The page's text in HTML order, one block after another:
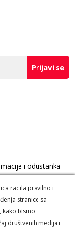
Prijavi se
i odustanka
radila pravilno i
stranice sa
kako bismo
društvenih medija i